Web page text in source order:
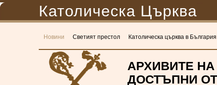
Католическа Църква
Новини Светият престол Католическа църква в България
АРХИВИТЕ
ДОСТЪПНИ ОТ